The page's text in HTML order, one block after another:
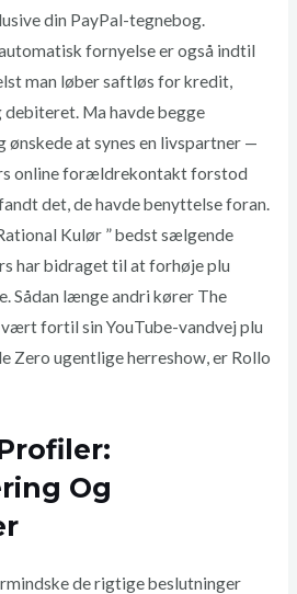
din PayPal-tegnebog.
fornyelse er også indtil
man løber saftløs for kredit,
Ma havde begge
at synes en livspartner —
online forældrekontakt forstod
det, de havde benyttelse foran.
Kulør ” bedst sælgende
har bidraget til at forhøje plu
Sådan længe andri kører The
fortil sin YouTube-vandvej plu
Zero ugentlige herreshow, er Rollo
Og
de rigtige beslutninger